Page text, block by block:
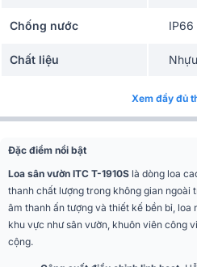
Chống nước IP66
Chất liệu
Kích thước
290
Cân nặng
Nhập khẩu & Phân
Xem đầy đủ
Đặc điểm nổi bật
Loa sân vườn ITC T-1910S là dòng loa
thanh chất lượng trong không gian ngoài
âm thanh ấn tượng và thiết kế bền bỉ,
khu vực như sân vườn, khuôn viên công
cộng.